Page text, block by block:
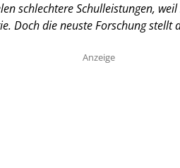
schlechtere Schulleistungen,
Doch die neuste Forschung stellt
Anzeige